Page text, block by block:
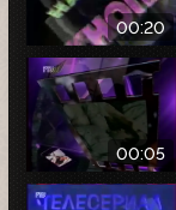
00:20
00:05